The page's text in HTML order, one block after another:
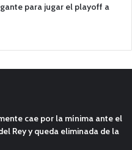
para jugar el playoff a
cae por la mínima ante el
Rey y queda eliminada de la